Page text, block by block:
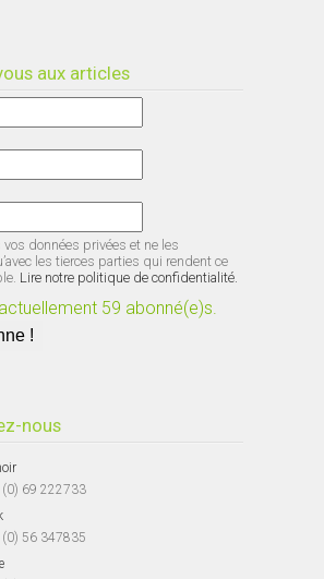
aux articles
données privées et ne les
les tierces parties qui rendent ce
Lire notre politique de confidentialité.
59 abonné(e)s.
nous
(0) 69 222733
(0) 56 347835